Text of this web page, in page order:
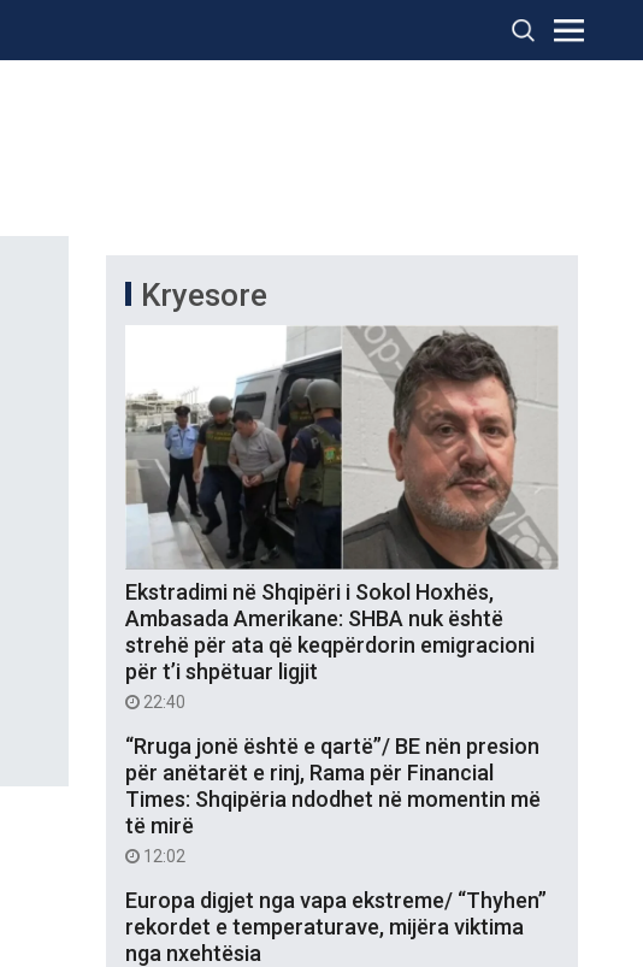
Kryesore
Ekstradimi në Shqipëri i Sokol Hoxhës,
Ambasada Amerikane: SHBA nuk është
strehë për ata që keqpërdorin emigracioni
për t’i shpëtuar ligjit
22:40
“Rruga jonë është e qartë”/ BE nën presion
për anëtarët e rinj, Rama për Financial
Times: Shqipëria ndodhet në momentin më
të mirë
12:02
Europa digjet nga vapa ekstreme/ “Thyhen”
rekordet e temperaturave, mijëra viktima
nga nxehtësia